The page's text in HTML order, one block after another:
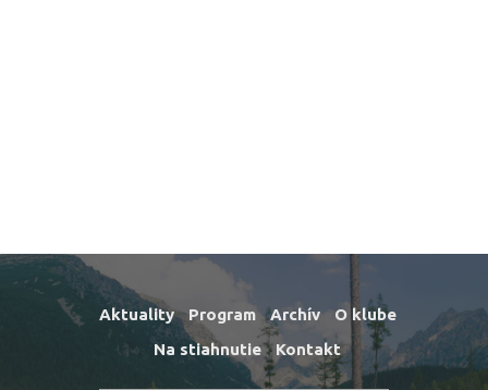
Aktuality Program Archív
O klube
Na stiahnutie
Kontakt